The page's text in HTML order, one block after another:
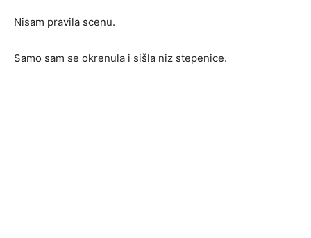
Nisam pravila scenu.
Samo sam se okrenula i sišla niz stepenice.